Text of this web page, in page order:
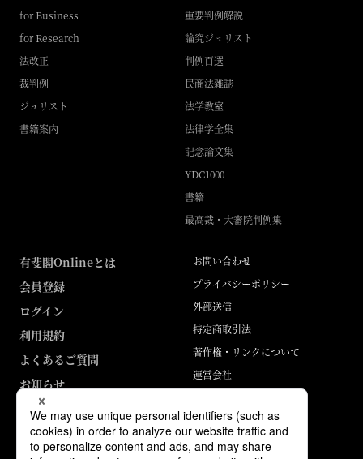
for Business
for Research
法改正
裁判例
ジュリスト
書籍案内
重要判例解説
論究ジュリスト
判例百選
民商法雑誌
法学教室
法律学全集
記念論文集
YDC1000
書籍
最高裁・大審院判例集
有斐閣Onlineとは
会員登録
ログイン
利用規約
よくあるご質問
お知らせ
お問い合わせ
プライバシーポリシー
外部送信
特定商取引法
著作権・リンクについて
運営会社